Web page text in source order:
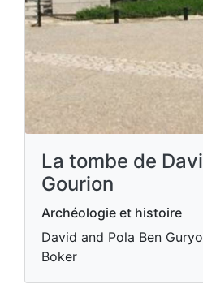
La tombe de
Gourion
Archéologie et histoire
David and Pola Ben
Boker